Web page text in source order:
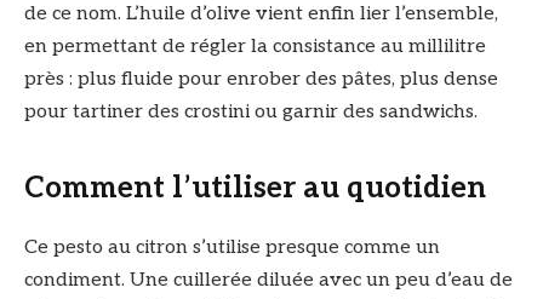
de ce nom. L’huile d’olive vient enfin lier l’ensemble,
en permettant de régler la consistance au millilitre
près : plus fluide pour enrober des pâtes, plus dense
pour tartiner des crostini ou garnir des sandwichs.
Comment l’utiliser au quotidien
Ce pesto au citron s’utilise presque comme un
condiment. Une cuillerée diluée avec un peu d’eau de